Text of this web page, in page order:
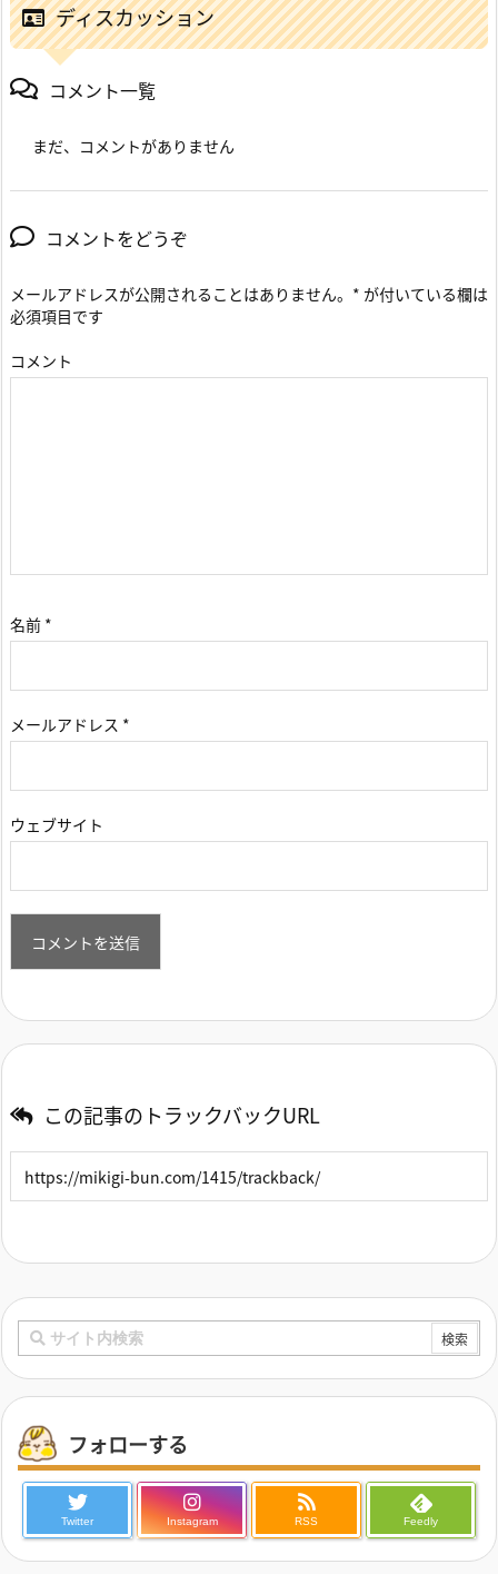
ディスカッション
コメント一覧
まだ、コメントがありません
コメントをどうぞ
メールアドレスが公開されることはありません。 * が付いている欄は
必須項目です
コメント
名前 *
メールアドレス *
ウェブサイト
この記事のトラックバックURL
フォローする
Twitter Instagram RSS Feedly